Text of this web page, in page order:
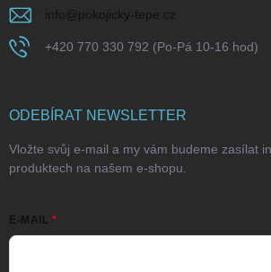
info@pokojicky-tepe.cz
+420 770 330 792 (Po-Pá 10-16 hod)
ODEBÍRAT NEWSLETTER
Vložte svůj e-mail a my vám budeme zasílat
produktech na našem e-shopu.
E-MAIL